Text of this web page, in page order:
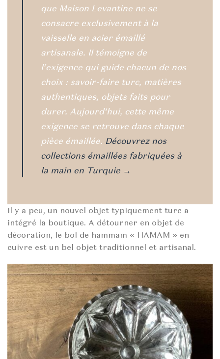
que Maison Levantine ne se
consacre exclusivement à la
vaisselle en acier émaillé
artisanale. II témoigne de
l’exigence qui guide chacun de nos
choix : savoir-faire turc, matières
authentiques, objets faits pour
durer. Aujourd’hui, cette même
exigence se retrouve dans chaque
pièce émaillée. Découvrez nos
collections émaillées fabriquées à
la main en Turquie →
Il y a peu, un nouvel objet typiquement turc a
intégré la boutique. A détourner en objet de
décoration, le bol de hammam « HAMAM » en
cuivre est un bel objet traditionnel et artisanal.